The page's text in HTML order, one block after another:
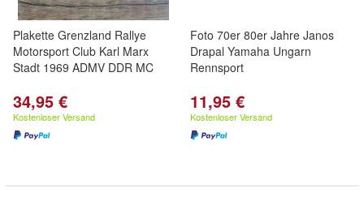
Plakette Grenzland Rallye
Motorsport Club Karl Marx
Stadt 1969 ADMV DDR MC
34,95 €
Kostenloser Versand
Foto 70er 80er Jahre Janos
Drapal Yamaha Ungarn
Rennsport
11,95 €
Kostenloser Versand